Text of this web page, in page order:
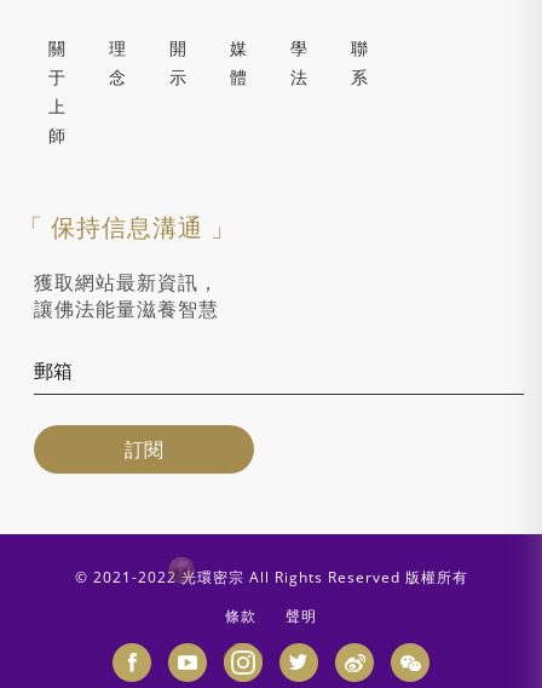
關
于
上
師
理
念
開
示
媒
體
學
法
聯
系
「 保持信息溝通 」
獲取網站最新資訊，
讓佛法能量滋養智慧
© 2021-2022 光環密宗 All Rights Reserved 版權所有
條款
聲明